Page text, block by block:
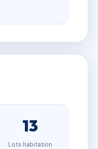
13
Lots habitation